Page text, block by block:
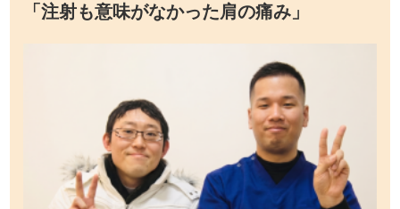
「注射も意味がなかった肩の痛み」